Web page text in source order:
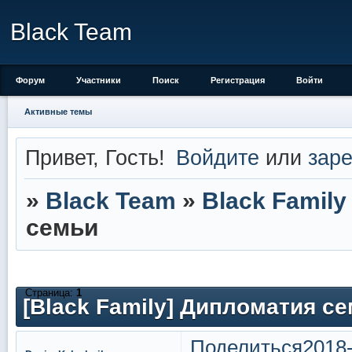
Black Team
Форум Участники Поиск Регистрация Войти
Активные темы
Привет, Гость! Войдите или
» Black Team » Black Family
семьи
[Black Family] Дипломатия
Страница: 1
Поделиться